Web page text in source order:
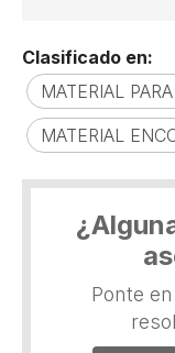
Clasificado en:
MATERIAL
MATERIAL
Ponte